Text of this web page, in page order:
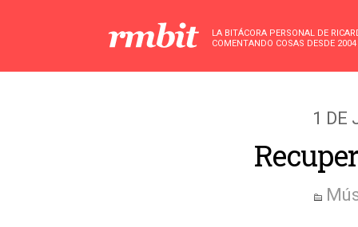
LA BITÁCORA PERSONAL DE
COMENTANDO COSAS DESDE 2004
1 DE